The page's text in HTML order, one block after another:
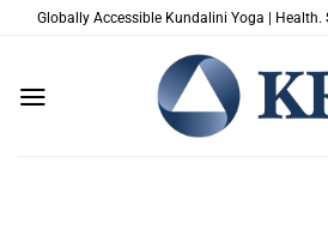
Globally Accessible Kundalini Yoga | Health.